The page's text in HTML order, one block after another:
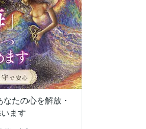
たの心を解放・
ます